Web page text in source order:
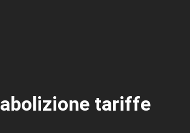
abolizione tariffe